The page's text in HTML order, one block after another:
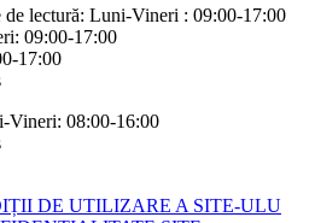
de lectură: Luni-Vineri : 09:00-17:00
09:00-17:00
17:00
Vineri: 08:00-16:00
DE UTILIZARE A SITE-ULU